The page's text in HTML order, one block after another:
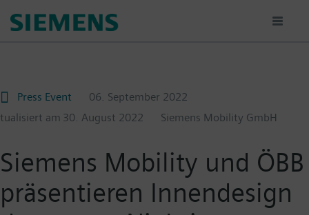
para
Press Event
06. September 2022
am 30. August 2022 Siemens Mobility GmbH
Siemens Mobility und ÖBB
präsentieren Innendesign